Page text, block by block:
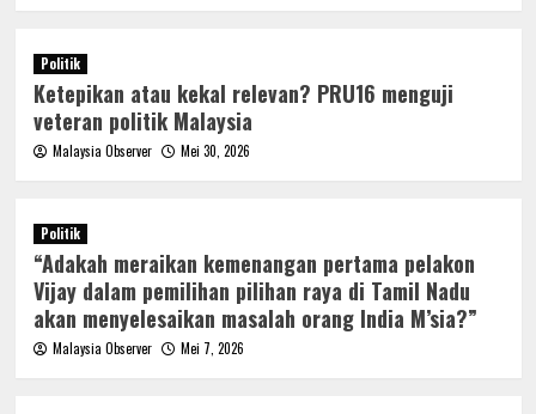
Politik
Ketepikan atau kekal relevan? PRU16 menguji
veteran politik Malaysia
Malaysia Observer Mei 30, 2026
Politik
“Adakah meraikan kemenangan pertama pelakon
Vijay dalam pemilihan pilihan raya di Tamil Nadu
akan menyelesaikan masalah orang India M’sia?”
Malaysia Observer Mei 7, 2026